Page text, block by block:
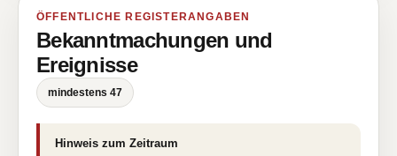
ÖFFENTLICHE REGISTERANGABEN
Bekanntmachungen und
Ereignisse
mindestens 47
Hinweis zum Zeitraum